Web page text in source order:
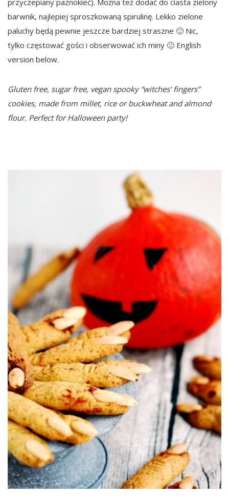
przyczepiany paznokieć). Można też dodać do ciasta zielony
barwnik, najlepiej sproszkowaną spirulinę. Lekko zielone
paluchy będą pewnie jeszcze bardziej straszne 🙂 Nic,
tylko częstować gości i obserwować ich miny 🙂 English
version below.
Gluten free, sugar free, vegan spooky “witches’ fingers”
cookies, made from millet, rice or buckwheat and almond
flour. Perfect for Halloween party!